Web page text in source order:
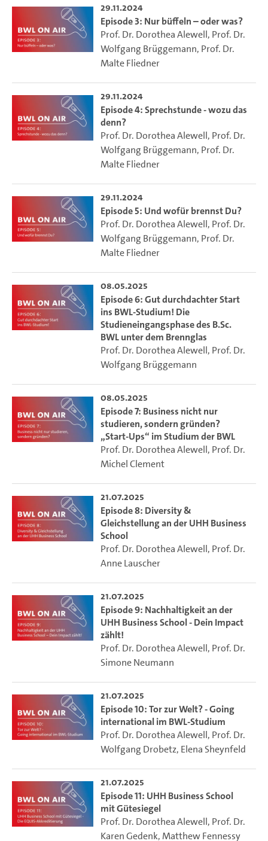
29.11.2024
Episode 3: Nur büffeln – oder was?
Prof. Dr. Dorothea Alewell, Prof. Dr.
Wolfgang Brüggemann, Prof. Dr.
Malte Fliedner
29.11.2024
Episode 4: Sprechstunde - wozu das
denn?
Prof. Dr. Dorothea Alewell, Prof. Dr.
Wolfgang Brüggemann, Prof. Dr.
Malte Fliedner
29.11.2024
Episode 5: Und wofür brennst Du?
Prof. Dr. Dorothea Alewell, Prof. Dr.
Wolfgang Brüggemann, Prof. Dr.
Malte Fliedner
08.05.2025
Episode 6: Gut durchdachter Start
ins BWL-Studium! Die
Studieneingangsphase des B.Sc.
BWL unter dem Brennglas
Prof. Dr. Dorothea Alewell, Prof. Dr.
Wolfgang Brüggemann
08.05.2025
Episode 7: Business nicht nur
studieren, sondern gründen?
„Start-Ups“ im Studium der BWL
Prof. Dr. Dorothea Alewell, Prof. Dr.
Michel Clement
21.07.2025
Episode 8: Diversity &
Gleichstellung an der UHH Business
School
Prof. Dr. Dorothea Alewell, Prof. Dr.
Anne Lauscher
21.07.2025
Episode 9: Nachhaltigkeit an der
UHH Business School - Dein Impact
zählt!
Prof. Dr. Dorothea Alewell, Prof. Dr.
Simone Neumann
21.07.2025
Episode 10: Tor zur Welt? - Going
international im BWL-Studium
Prof. Dr. Dorothea Alewell, Prof. Dr.
Wolfgang Drobetz, Elena Sheynfeld
21.07.2025
Episode 11: UHH Business School
mit Gütesiegel
Prof. Dr. Dorothea Alewell, Prof. Dr.
Karen Gedenk,Matthew Fennessy